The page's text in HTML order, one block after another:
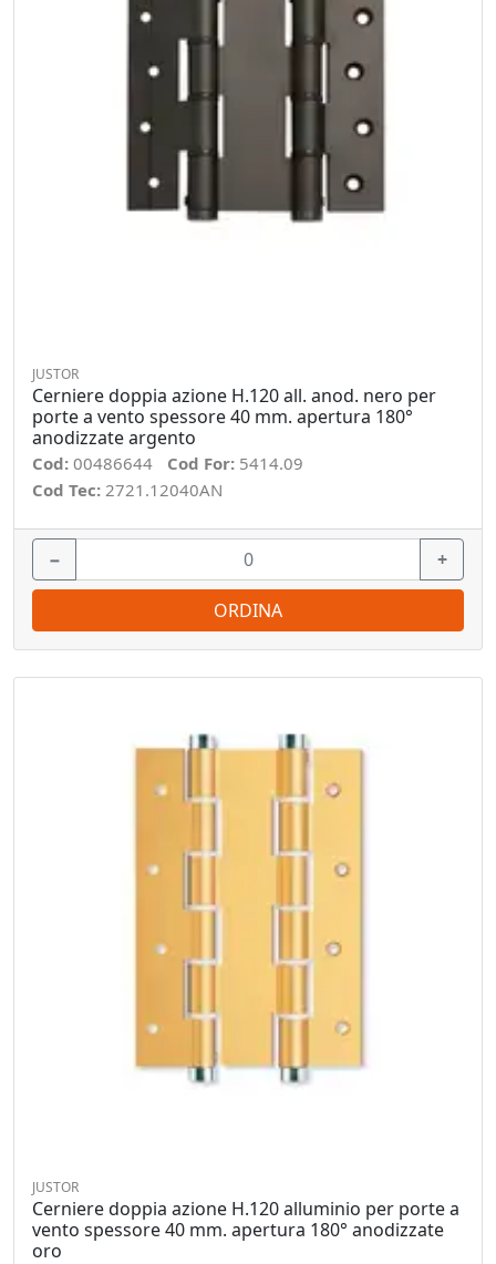
JUSTOR
Cerniere doppia azione H.120 all. anod. nero per
porte a vento spessore 40 mm. apertura 180°
anodizzate argento
Cod: 00486644 Cod For: 5414.09
Cod Tec: 2721.12040AN
− +
ORDINA
JUSTOR
Cerniere doppia azione H.120 alluminio per porte a
vento spessore 40 mm. apertura 180° anodizzate
oro